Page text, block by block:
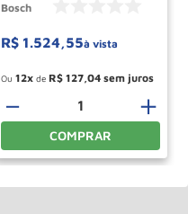
Bosch
R$ 1.524,55à vista
Ou 12 de R$ 127,04
＋
－
COMPRAR